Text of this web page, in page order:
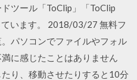
ツール「ToClip」「ToClip
います。 2018/03/27 無料フ
パソコンでファイルやフォル
に感じたことはありません
り、移動させたりすると10分